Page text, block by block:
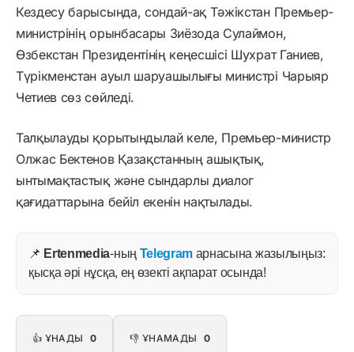
Кездесу барысында, сондай-ақ Тәжікстан Премьер-
министрінің орынбасары Зиёзода Сулаймон,
Өзбекстан Президентінің кеңесшісі Шухрат Ганиев,
Түрікменстан ауыл шаруашылығы министрі Чарыяр
Четиев сөз сөйледі.
Талқылауды қорытындылай келе, Премьер-министр
Олжас Бектенов Қазақстанның ашықтық,
ынтымақтастық және сындарлы диалог
қағидаттарына бейіл екенін нақтылады.
📌 Ertenmedia-ның Telegram арнасына жазылыңыз:
қысқа әрі нұсқа, ең өзекті ақпарат осында!
👍 ҰНАДЫ 0 👎 ҰНАМАДЫ 0